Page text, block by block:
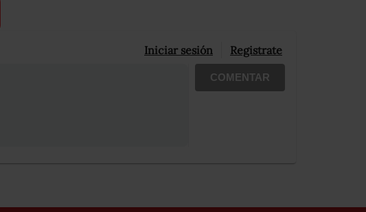
Iniciar sesión Registrate
COMENTAR